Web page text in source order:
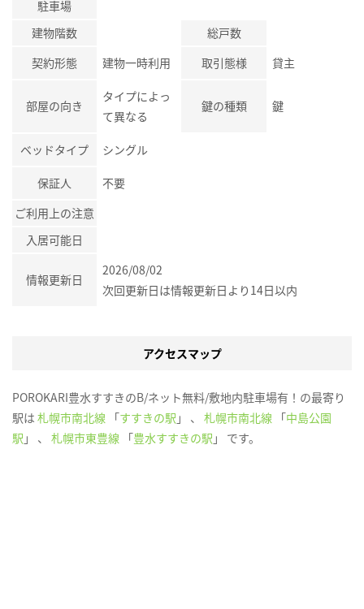
駐車場
建物階数
総戸数
契約形態
建物一時利用 取引態様 貸主
部屋の向き
タイプによっ
て異なる
鍵の種類 鍵
ベッドタイプ シングル
保証人
不要
ご利用上の注意
入居可能日
情報更新日
2026/08/02
次回更新日は情報更新日より14日以内
アクセスマップ
POROKARI豊水すすきのB/ネット無料/敷地内駐車場有！の最寄り
駅は 札幌市南北線 「すすきの駅 」 、 札幌市南北線 「中島公園
駅 」 、 札幌市東豊線 「豊水すすきの駅 」 です。